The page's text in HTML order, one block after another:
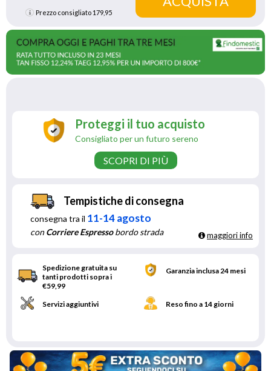
Prezzo consigliato 179,95
Proteggi il tuo acquisto
Consigliato per un futuro sereno
SCOPRI DI PIÙ
Tempistiche di consegna
consegna tra il 11-14 agosto
conCorriere Espressobordo strada maggiori info
Spedizione gratuita su
tanti prodotti sopra i
€59,99
Garanzia inclusa 24 mesi
Servizi aggiuntivi Reso fino a 14 giorni